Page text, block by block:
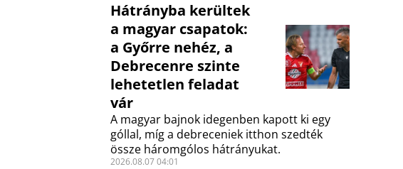
Hátrányba kerültek
a magyar csapatok:
a Győrre nehéz, a
Debrecenre szinte
lehetetlen feladat
vár
A magyar bajnok idegenben kapott ki egy
góllal, míg a debreceniek itthon szedték
össze háromgólos hátrányukat.
2026.08.07 04:01